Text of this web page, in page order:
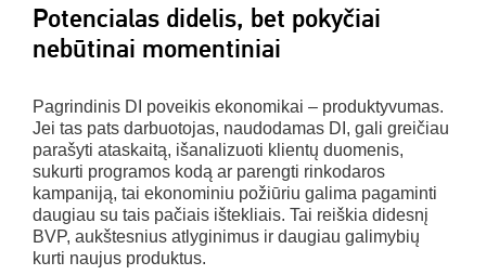
Potencialas didelis, bet pokyčiai
nebūtinai momentiniai
Pagrindinis DI poveikis ekonomikai – produktyvumas.
Jei tas pats darbuotojas, naudodamas DI, gali greičiau
parašyti ataskaitą, išanalizuoti klientų duomenis,
sukurti programos kodą ar parengti rinkodaros
kampaniją, tai ekonominiu požiūriu galima pagaminti
daugiau su tais pačiais ištekliais. Tai reiškia didesnį
BVP, aukštesnius atlyginimus ir daugiau galimybių
kurti naujus produktus.